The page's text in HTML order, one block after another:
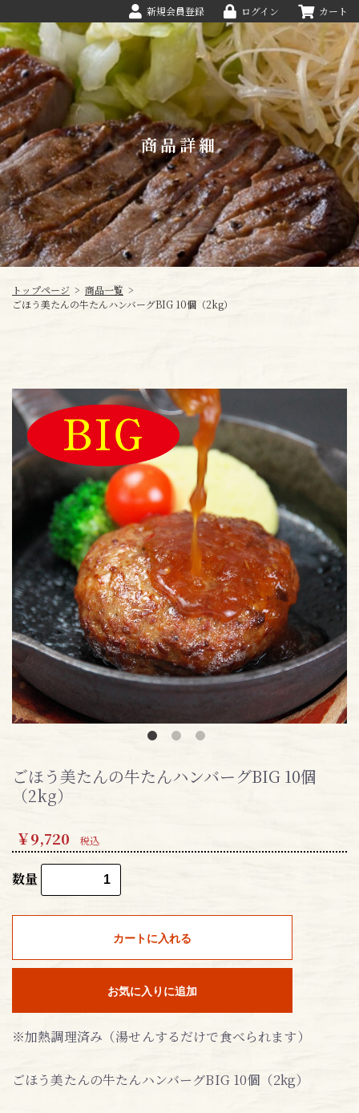
新規会員登録 ログイン カート
商品詳細
トップページ > 商品一覧 >
ごほう美たんの牛たんハンバーグBIG 10個（2kg）
ごほう美たんの牛たんハンバーグBIG 10個
（2kg）
￥9,720 税込
数量
カートに入れる
お気に入りに追加
※加熱調理済み（湯せんするだけで食べられます）
ごほう美たんの牛たんハンバーグBIG 10個（2kg）